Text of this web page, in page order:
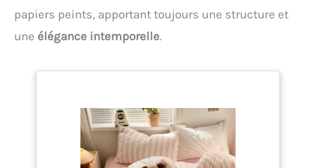
papiers peints, apportant toujours une structure et
une élégance intemporelle.